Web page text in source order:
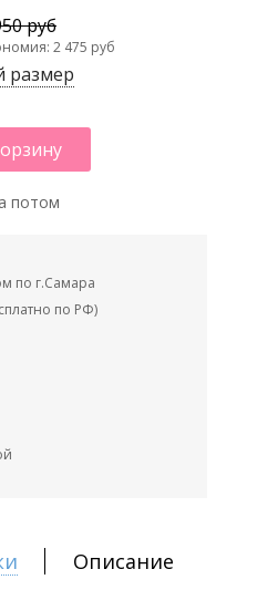
руб
2 475 руб
размер
потом
по г.Самара
по РФ)
Описание